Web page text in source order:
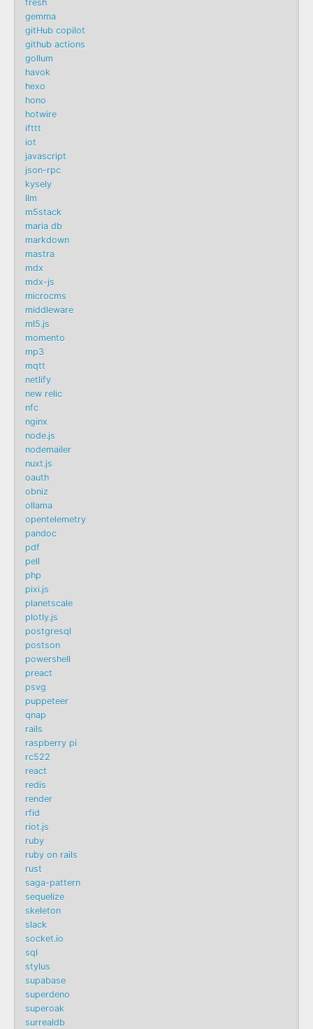
fresh
gemma
gitHub copilot
github actions
gollum
havok
hexo
hono
hotwire
ifttt
iot
javascript
json-rpc
kysely
llm
m5stack
maria db
markdown
mastra
mdx
mdx-js
microcms
middleware
ml5.js
momento
mp3
mqtt
netlify
new relic
nfc
nginx
node.js
nodemailer
nuxt.js
oauth
obniz
ollama
opentelemetry
pandoc
pdf
pell
php
pixi.js
planetscale
plotly.js
postgresql
postson
powershell
preact
psvg
puppeteer
qnap
rails
raspberry pi
rc522
react
redis
render
rfid
riot.js
ruby
ruby on rails
rust
saga-pattern
sequelize
skeleton
slack
socket.io
sql
stylus
supabase
superdeno
superoak
surrealdb